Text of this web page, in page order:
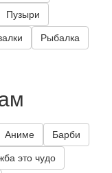
Пузыри
Рыбалка
Аниме Барби
это чудо